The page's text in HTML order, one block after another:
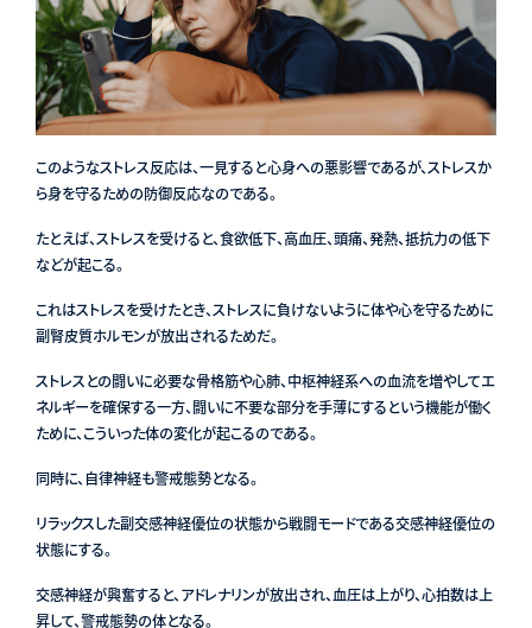
このようなストレス反応は、一見すると心身への悪影響であるが、ストレスか
ら身を守るための防御反応なのである。
たとえば、ストレスを受けると、食欲低下、高血圧、頭痛、発熱、抵抗力の低下
などが起こる。
これはストレスを受けたとき、ストレスに負けないように体や心を守るために
副腎皮質ホルモンが放出されるためだ。
ストレスとの闘いに必要な骨格筋や心肺、中枢神経系への血流を増やしてエ
ネルギーを確保する一方、闘いに不要な部分を手薄にするという機能が働く
ために、こういった体の変化が起こるのである。
同時に、自律神経も警戒態勢となる。
リラックスした副交感神経優位の状態から戦闘モードである交感神経優位の
状態にする。
交感神経が興奮すると、アドレナリンが放出され、血圧は上がり、心拍数は上
昇して、警戒態勢の体となる。